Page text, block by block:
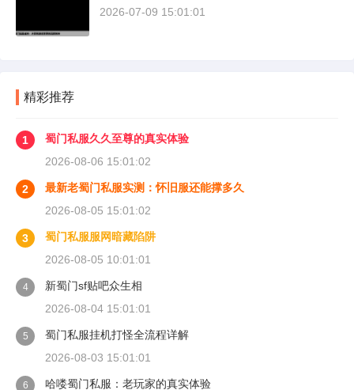
2026-07-09 15:01:01
精彩推荐
1
蜀门私服久久至尊的真实体验
2026-08-06 15:01:02
2
最新老蜀门私服实测：怀旧服还能撑多久
2026-08-05 15:01:02
3
蜀门私服服网暗藏陷阱
2026-08-05 10:01:01
4
新蜀门sf贴吧众生相
2026-08-04 15:01:01
5
蜀门私服挂机打怪全流程详解
2026-08-03 15:01:01
6 哈喽蜀门私服：老玩家的真实体验